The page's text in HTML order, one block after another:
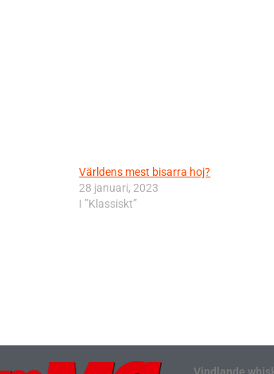
Världens mest bisarra hoj?
28 januari, 2023
I ”Klassiskt”
Vindlande